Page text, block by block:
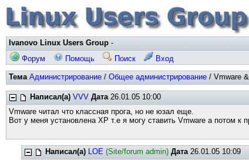
Ivanovo Linux Users Group -
Форум
Помощь Поиск Вход
Тема Администрирование / Общее администрирование / Vmware
Написал(а) VVV Дата26.01.05 10:00
Vmware читал что классная прога, но не юзал еще.
Вот у меня установлена XP т.е я могу ставить Vmware а потом к
Написал(а) LOE (Site/forum admin) Дата26.01.05 10:09